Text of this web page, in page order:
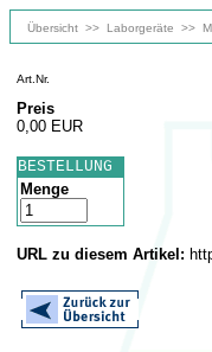
Übersicht >> Laborgeräte >>
Art.Nr.
Preis
0,00 EUR
BESTELLUNG
Menge
URL zu diesem Artikel: